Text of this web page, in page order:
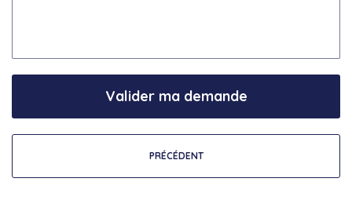
PRÉCÉDENT
Valider ma demande